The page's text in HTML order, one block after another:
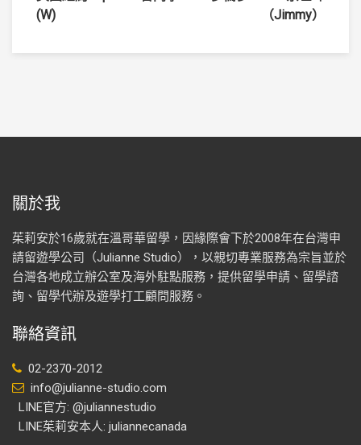
章
導
(W)
（Jimmy）
關於我
茱莉安於16歲就在溫哥華留學，因緣際會下於2008年在台灣申
請留遊學公司（Julianne Studio），以親切專業服務為宗旨並於
台灣各地成立辦公室及海外駐點服務，提供留學申請、留學諮
詢、留學代辦及遊學打工顧問服務。
聯絡資訊
02-2370-2012
info@julianne-studio.com
LINE官方: @juliannestudio
LINE茱莉安本人: juliannecanada